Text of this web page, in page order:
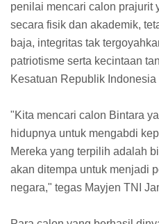
penilai mencari calon prajurit
secara fisik dan akademik,
baja, integritas tak
patriotisme serta kecintaan
Kesatuan Republik Indonesia
"Kita mencari calon Bintara
hidupnya untuk mengabdi
Mereka yang terpilih adalah
akan ditempa untuk menjadi
negara," tegas Mayjen TNI